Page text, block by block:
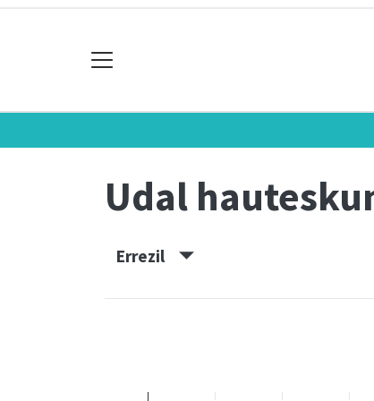
Udal
Errezil